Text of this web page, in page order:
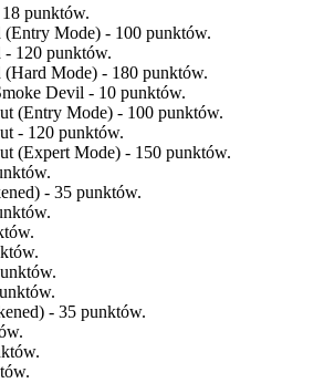
punktów.
(Entry Mode) - 100 punktów.
120 punktów.
Mode) - 180 punktów.
Devil - 10 punktów.
(Entry Mode) - 100 punktów.
- 120 punktów.
(Expert Mode) - 150 punktów.
- 35 punktów.
- 35 punktów.